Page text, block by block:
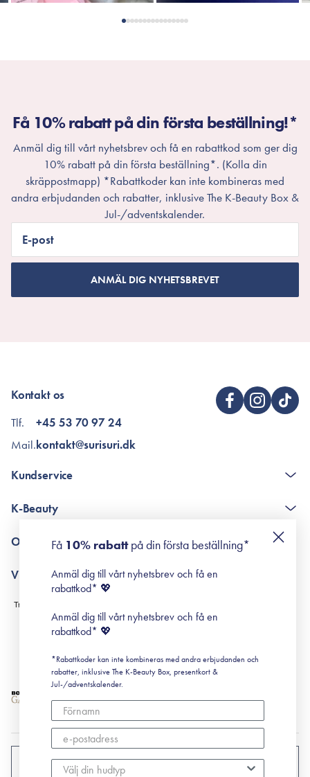
Få 10% rabatt på din första beställning!*
Anmäl dig till vårt nyhetsbrev och få en rabattkod som ger dig
10% rabatt på din första beställning*. (Kolla din
skräppostmapp) *Rabattkoder kan inte kombineras med
andra erbjudanden och rabatter, inklusive The K-Beauty Box &
Jul-/adventskalender.
E-post
ANMÄL DIG NYHETSBREVET
Kontakt os
Tlf.
Mail.
+45 53 70 97 24
kontakt@surisuri.dk
Kundservice
Poängshop - frågor och svar
K-Beauty
Retinol för nybörjare
Om Surisuri
Black Friday
Villkor
Leverans & Retur
Köpvillkor
Prenumerationsvillkor
Cookiepolicy
SVERIGE
Få 10% rabattpå din första beställning*
Anmäl dig till vårt nyhetsbrev och få en
rabattkod* 💖
Anmäl dig till vårt nyhetsbrev och få en
rabattkod* 💖
*Rabattkoder kan inte kombineras med andra erbjudanden och
rabatter, inklusive The K-Beauty Box, presentkort &
Jul-/adventskalender.